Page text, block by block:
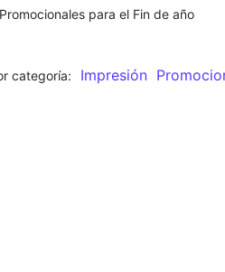
Promocionales para el Fin de año
categoría: Impresión